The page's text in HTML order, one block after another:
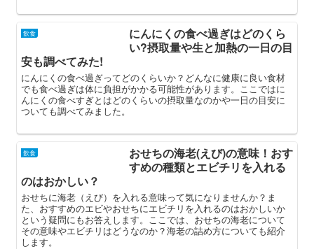
飲食
にんにくの食べ過ぎはどのくら
い?摂取量や生と加熱の一日の目
安も調べてみた!
にんにくの食べ過ぎってどのくらいか？どんなに健康に良い食材
でも食べ過ぎは体に負担がかかる可能性があります。ここではに
んにくの食べすぎとはどのくらいの摂取量なのかや一日の目安に
ついても調べてみました。
飲食
おせちの海老(えび)の意味！おす
すめの種類とエビチリを入れる
のはおかしい？
おせちに海老（えび）を入れる意味って気になりませんか？ま
た、おすすめのエビやおせちにエビチリを入れるのはおかしいか
という疑問にもお答えします。ここでは、おせちの海老について
その意味やエビチリはどうなのか？海老の詰め方についても紹介
します。